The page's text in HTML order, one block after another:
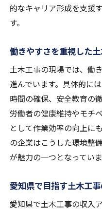
的なキャリア形成を支援
す。
働きやすさを重視した
土木工事の現場では、働
進んでいます。具体的に
時間の確保、安全教育の
労働者の健康維持やモチ
として作業効率の向上に
の企業はこうした環境整
が魅力の一つとなっていま
愛知県で目指す土木工
愛知県で土木工事の収入